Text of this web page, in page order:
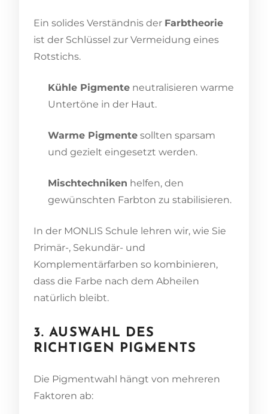
Ein solides Verständnis der Farbtheorie
ist der Schlüssel zur Vermeidung eines
Rotstichs.
Kühle Pigmente neutralisieren warme
Untertöne in der Haut.
Warme Pigmente sollten sparsam
und gezielt eingesetzt werden.
Mischtechniken helfen, den
gewünschten Farbton zu stabilisieren.
In der MONLIS Schule lehren wir, wie Sie
Primär-, Sekundär- und
Komplementärfarben so kombinieren,
dass die Farbe nach dem Abheilen
natürlich bleibt.
3. AUSWAHL DES
RICHTIGEN PIGMENTS
Die Pigmentwahl hängt von mehreren
Faktoren ab: